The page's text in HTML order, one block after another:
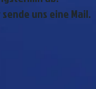
uns eine Mail.